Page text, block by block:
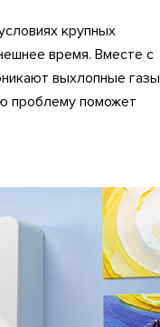
крупных
время. Вместе с
выхлопные газы
проблему поможет